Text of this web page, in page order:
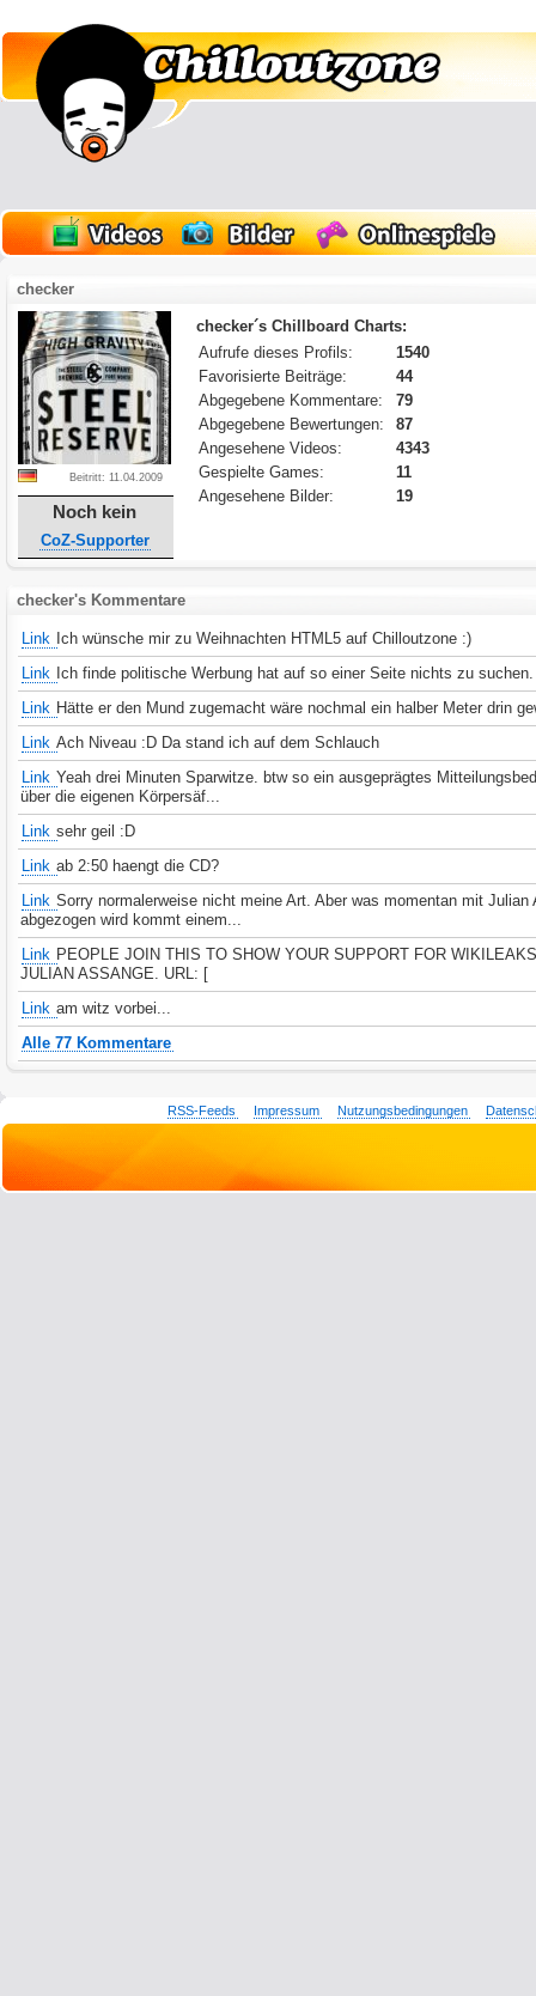
checker
Beitritt: 11.04.2009
Noch kein
CoZ-Supporter
checker´s Chillboard Charts:
Aufrufe dieses Profils:
1540
Favorisierte Beiträge:
44
Abgegebene Kommentare:
79
Abgegebene Bewertungen:
87
Angesehene Videos:
4343
Gespielte Games:
11
Angesehene Bilder:
19
checker's Kommentare
Link Ich wünsche mir zu Weihnachten HTML5 auf Chilloutzone :)
Link Ich finde politische Werbung hat auf so einer Seite nichts zu suchen.
Link Hätte er den Mund zugemacht wäre nochmal ein halber Meter drin
Link Ach Niveau :D Da stand ich auf dem Schlauch
Link Yeah drei Minuten Sparwitze. btw so ein ausgeprägtes
über die eigenen Körpersäf...
Link sehr geil :D
Link ab 2:50 haengt die CD?
Link Sorry normalerweise nicht meine Art. Aber was momentan mit Julian
abgezogen wird kommt einem...
Link PEOPLE JOIN THIS TO SHOW YOUR SUPPORT FOR
JULIAN ASSANGE. URL: [
Link am witz vorbei...
Alle 77 Kommentare
RSS-Feeds Impressum Nutzungsbedingungen